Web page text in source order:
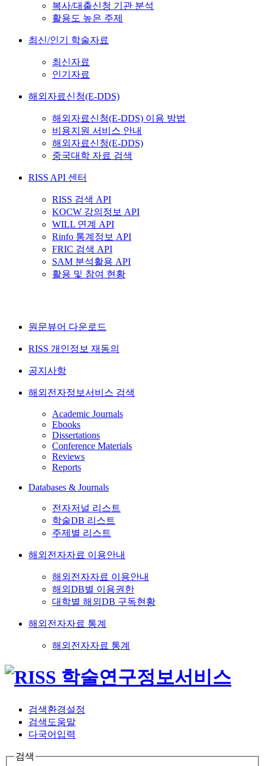
복사/대출신청 기관 분석
활용도 높은 주제
최신/인기 학술자료
최신자료
인기자료
해외자료신청(E-DDS)
해외자료신청(E-DDS) 이용 방법
비용지원 서비스 안내
해외자료신청(E-DDS)
중국대학 자료 검색
RISS API 센터
RISS 검색 API
KOCW 강의정보 API
WILL 연계 API
Rinfo 통계정보 API
FRIC 검색 API
SAM 분석활용 API
활용 및 참여 현황
원문뷰어 다운로드
RISS 개인정보 재동의
공지사항
해외전자정보서비스 검색
Academic Journals
Ebooks
Dissertations
Conference Materials
Reviews
Reports
Databases & Journals
전자저널 리스트
학술DB 리스트
주제별 리스트
해외전자자료 이용안내
해외전자자료 이용안내
해외DB별 이용권한
대학별 해외DB 구독현황
해외전자자료 통계
해외전자자료 통계
검색환경설정
검색도움말
다국어입력
검색